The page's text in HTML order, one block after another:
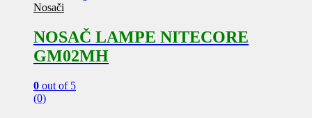
Nosači
NOSAČ LAMPE NITECORE
GM02MH
0 out of 5
(0)